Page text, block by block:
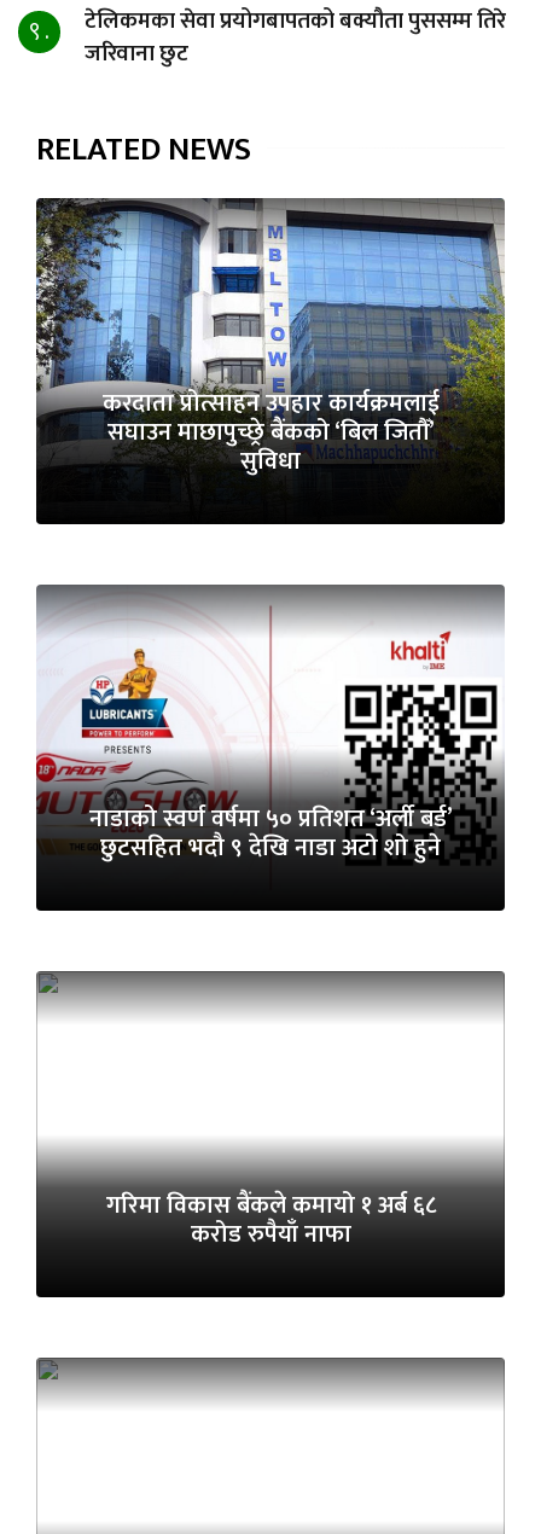
९ .
टेलिकमका सेवा प्रयोगबापतको बक्यौता पुससम्म तिरे
जरिवाना छुट
RELATED NEWS
करदाता प्रोत्साहन उपहार कार्यक्रमलाई
सघाउन माछापुच्छ्रे बैंकको ‘बिल जितौँ’
सुविधा
नाडाको स्वर्ण वर्षमा ५० प्रतिशत ‘अर्ली बर्ड’
छुटसहित भदौ ९ देखि नाडा अटो शो हुने
गरिमा विकास बैंकले कमायो १ अर्ब ६८
करोड रुपैयाँ नाफा